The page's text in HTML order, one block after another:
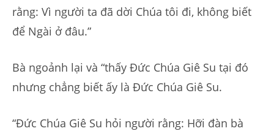
rằng: Vì người ta đã dời Chúa tôi đi, không biết
để Ngài ở đâu.”
Bà ngoảnh lại và “thấy Đức Chúa Giê Su tại đó
nhưng chẳng biết ấy là Đức Chúa Giê Su.
“Đức Chúa Giê Su hỏi người rằng: Hỡi đàn bà